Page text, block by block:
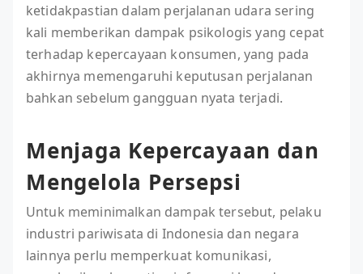
ketidakpastian dalam perjalanan udara sering
kali memberikan dampak psikologis yang cepat
terhadap kepercayaan konsumen, yang pada
akhirnya memengaruhi keputusan perjalanan
bahkan sebelum gangguan nyata terjadi.
Menjaga Kepercayaan dan
Mengelola Persepsi
Untuk meminimalkan dampak tersebut, pelaku
industri pariwisata di Indonesia dan negara
lainnya perlu memperkuat komunikasi,